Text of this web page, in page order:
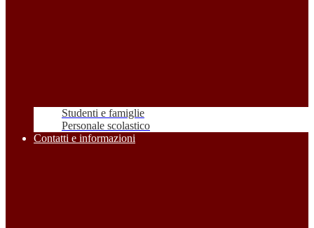
Studenti e famiglie
Personale scolastico
Contatti e informazioni